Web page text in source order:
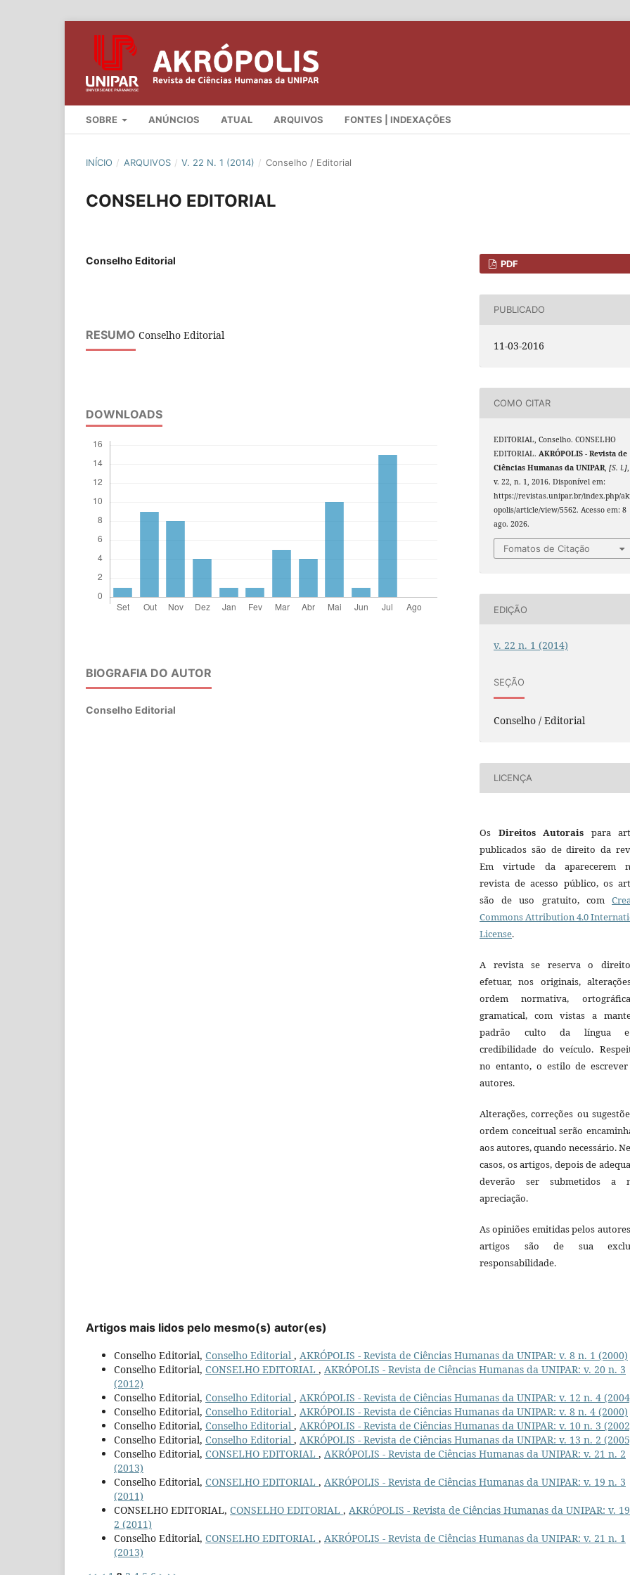
SOBRE ANÚNCIOS ATUAL ARQUIVOS FONTES | INDEXAÇÕES
INÍCIO / ARQUIVOS / V. 22 N. 1 (2014) / Conselho / Editorial
CONSELHO EDITORIAL
Conselho Editorial
RESUMO Conselho Editorial
DOWNLOADS
BIOGRAFIA DO AUTOR
Conselho Editorial
PDF
PUBLICADO
11-03-2016
COMO CITAR
EDITORIAL, Conselho. CONSELHO
EDITORIAL.AKRÓPOLIS - Revista de
Ciências Humanas da UNIPAR,[S. l.],
v. 22, n. 1, 2016. Disponível em:
https://revistas.unipar.br/index.php/
opolis/article/view/5562. Acesso em: 8
ago. 2026.
Fomatos de Citação
EDIÇÃO
v. 22 n. 1 (2014)
SEÇÃO
Conselho / Editorial
LICENÇA
Os Direitos Autorais para
publicados são de direito da
Em virtude da aparecerem
revista de acesso público, os
são de uso gratuito, com
Commons Attribution 4.0
License.
A revista se reserva o
efetuar, nos originais,
ordem normativa,
gramatical, com vistas a
padrão culto da língua
credibilidade do veículo.
no entanto, o estilo de
autores.
Alterações, correções ou
ordem conceitual serão
aos autores, quando necessário.
casos, os artigos, depois de
deverão ser submetidos a
apreciação.
As opiniões emitidas pelos
artigos são de sua
responsabilidade.
Artigos mais lidos pelo mesmo(s) autor(es)
Conselho Editorial, Conselho Editorial , AKRÓPOLIS - Revista de Ciências Humanas da UNIPAR: v. 8 n. 1 (2000)
Conselho Editorial, CONSELHO EDITORIAL , AKRÓPOLIS - Revista de Ciências Humanas da UNIPAR: v. 20 n. 3
(2012)
Conselho Editorial, Conselho Editorial , AKRÓPOLIS - Revista de Ciências Humanas da UNIPAR: v. 12 n. 4
Conselho Editorial, Conselho Editorial , AKRÓPOLIS - Revista de Ciências Humanas da UNIPAR: v. 8 n. 4 (2000)
Conselho Editorial, Conselho Editorial , AKRÓPOLIS - Revista de Ciências Humanas da UNIPAR: v. 10 n. 3
Conselho Editorial, Conselho Editorial , AKRÓPOLIS - Revista de Ciências Humanas da UNIPAR: v. 13 n. 2
Conselho Editorial, CONSELHO EDITORIAL , AKRÓPOLIS - Revista de Ciências Humanas da UNIPAR: v. 21 n. 2
(2013)
Conselho Editorial, CONSELHO EDITORIAL , AKRÓPOLIS - Revista de Ciências Humanas da UNIPAR: v. 19 n. 3
(2011)
CONSELHO EDITORIAL, CONSELHO EDITORIAL , AKRÓPOLIS - Revista de Ciências Humanas da UNIPAR: v.
2 (2011)
Conselho Editorial, CONSELHO EDITORIAL , AKRÓPOLIS - Revista de Ciências Humanas da UNIPAR: v. 21 n. 1
(2013)